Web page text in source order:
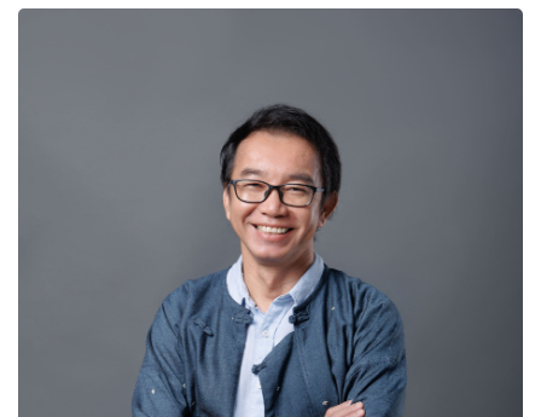
ข้อมูลความเชี่ยวชาญ
Social and Culture Change
Globalization, Cyberspace
Research Methodology